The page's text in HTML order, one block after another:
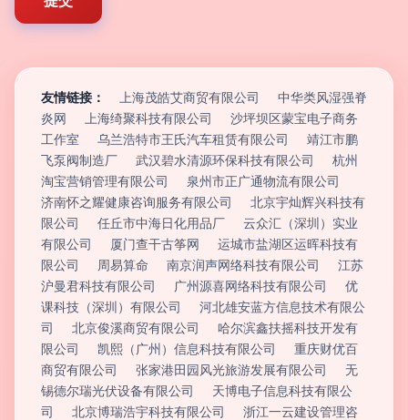
友情链接： 上海茂皓艾商贸有限公司
中华类风湿强脊
炎网
上海绮聚科技有限公司
沙坪坝区蒙宝电子商务
工作室
乌兰浩特市王氏汽车租赁有限公司
靖江市鹏
飞泵阀制造厂
武汉碧水清源环保科技有限公司
杭州
淘宝营销管理有限公司
泉州市正广通物流有限公司
济南怀之耀健康咨询服务有限公司
北京宇灿辉兴科技有
限公司
任丘市中海日化用品厂
云众汇（深圳）实业
有限公司
厦门查干古筝网
运城市盐湖区运晖科技有
限公司
周易算命 南京润声网络科技有限公司
江苏
沪曼君科技有限公司
广州源喜网络科技有限公司
优
课科技（深圳）有限公司
河北雄安蓝方信息技术有限公
司
北京俊溪商贸有限公司
哈尔滨鑫扶摇科技开发有
限公司
凯熙（广州）信息科技有限公司
重庆财优百
商贸有限公司
张家港田园风光旅游发展有限公司
无
锡德尔瑞光伏设备有限公司
天博电子信息科技有限公
司
北京博瑞浩宇科技有限公司
浙江一云建设管理咨